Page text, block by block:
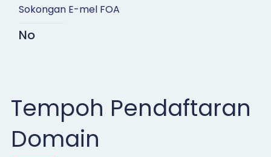
Sokongan E-mel FOA
No
Tempoh Pendaftaran
Domain